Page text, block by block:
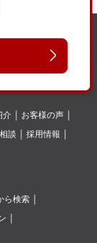
介
お客様の声
談
採用情報
ら検索